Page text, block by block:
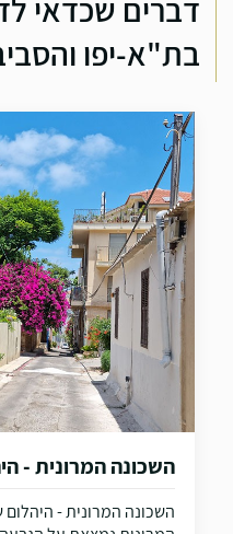
דברים שכדאי
בת"א-יפו
השכונה המרונית -
השכונה המרונית -